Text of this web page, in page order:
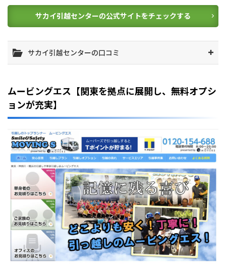
サカイ引越センターの公式サイトをチェックする
サカイ引越センターの口コミ
ムービングエス【関東を拠点に展開し、無料オプシ
ョンが充実】